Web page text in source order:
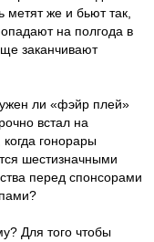
же и бьют так,
на полгода в
заканчивают
ли «фэйр плей»
встал на
гонорары
шестизначными
перед спонсорами
Для того чтобы